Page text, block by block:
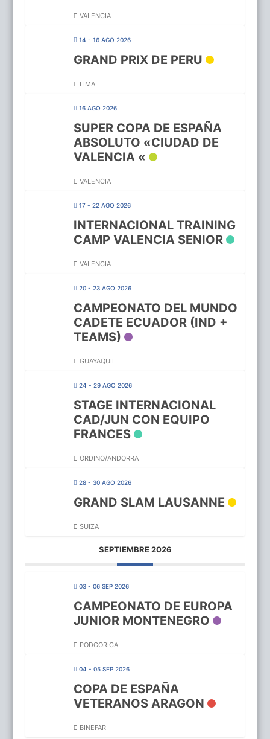
VALENCIA
14 - 16 AGO 2026
GRAND PRIX DE PERU
LIMA
16 AGO 2026
SUPER COPA DE ESPAÑA
ABSOLUTO «CIUDAD DE
VALENCIA «
VALENCIA
17 - 22 AGO 2026
INTERNACIONAL TRAINING
CAMP VALENCIA SENIOR
VALENCIA
20 - 23 AGO 2026
CAMPEONATO DEL MUNDO
CADETE ECUADOR (IND +
TEAMS)
GUAYAQUIL
24 - 29 AGO 2026
STAGE INTERNACIONAL
CAD/JUN CON EQUIPO
FRANCES
ORDINO/ANDORRA
28 - 30 AGO 2026
GRAND SLAM LAUSANNE
SUIZA
SEPTIEMBRE 2026
03 - 06 SEP 2026
CAMPEONATO DE EUROPA
JUNIOR MONTENEGRO
PODGORICA
04 - 05 SEP 2026
COPA DE ESPAÑA
VETERANOS ARAGON
BINEFAR